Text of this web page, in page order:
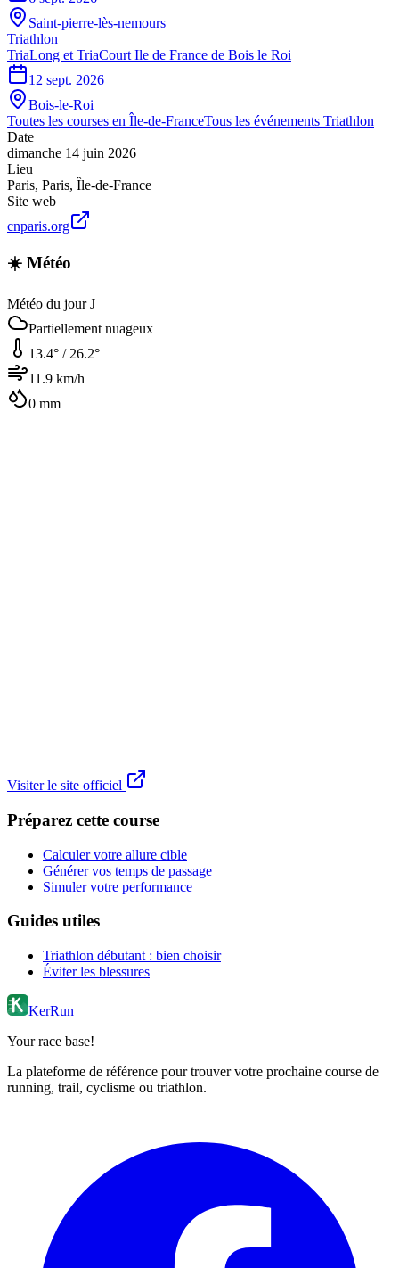
Saint-pierre-lès-nemours
Triathlon
TriaLong et TriaCourt Ile de France de Bois le Roi
12 sept. 2026
Bois-le-Roi
Toutes les courses en Île-de-FranceTous les événements Triathlon
Date
dimanche 14 juin 2026
Lieu
Paris, Paris, Île-de-France
Site web
cnparis.org
☀️ Météo
Météo du jour J
Partiellement nuageux
13.4° / 26.2°
11.9 km/h
0 mm
Visiter le site officiel
Préparez cette course
Calculer votre allure cible
Générer vos temps de passage
Simuler votre performance
Guides utiles
Triathlon débutant : bien choisir
Éviter les blessures
KerRun
Your race base!
La plateforme de référence pour trouver votre prochaine course de
running, trail, cyclisme ou triathlon.